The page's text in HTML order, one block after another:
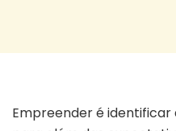
Empreender é identificar